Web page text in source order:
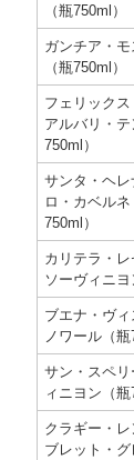
（瓶750ml）
ガンチア・
（瓶750ml）
フェリックス
アルバリ・
750ml）
サンタ・ヘ
ロ・カベル
750ml）
カリテラ・レ
ソーヴィニヨ
ブエナ・ヴィ
ノワール（瓶
サン・スペ
ィニヨン（瓶
クラギー・
ブレット・